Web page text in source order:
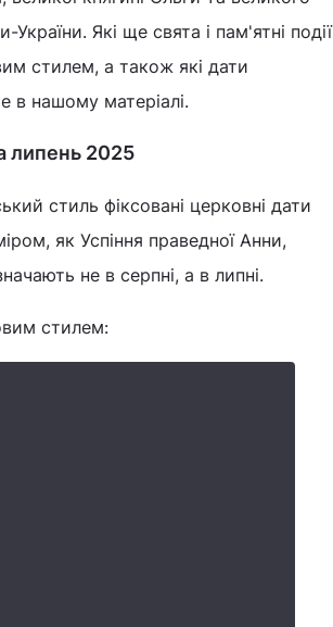
Які ще свята і пам'ятні події
стилем, а також які дати
в нашому матеріалі.
липень 2025
стиль фіксовані церковні дати
як Успіння праведної Анни,
не в серпні, а в липні.
стилем: